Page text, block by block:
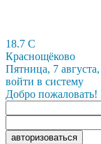
18.7 C
Краснощёково
Пятница, 7
войти в систему
Добро